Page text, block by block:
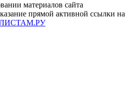
материалов сайта
прямой активной ссылки на